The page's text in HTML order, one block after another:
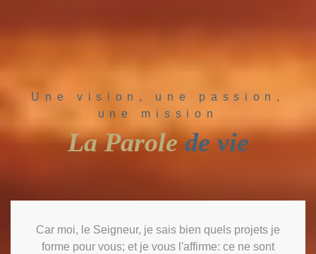
Une vision, une passion,
une mission
La Parolede vie
Car moi, le Seigneur, je sais bien quels projets je
forme pour vous; et je vous l'affirme: ce ne sont